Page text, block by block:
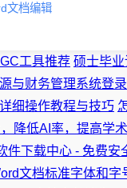
文档编辑
工具推荐 硕士毕
与财务管理系统登
细操作教程与技巧
降低AI率，提高学
件下载中心 - 免费安
文档标准字体和字